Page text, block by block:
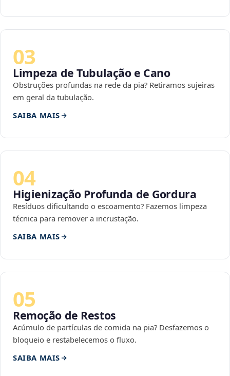
03
Limpeza de Tubulação e Cano
Obstruções profundas na rede da pia? Retiramos sujeiras
em geral da tubulação.
SAIBA MAIS
04
Higienização Profunda de Gordura
Resíduos dificultando o escoamento? Fazemos limpeza
técnica para remover a incrustação.
SAIBA MAIS
05
Remoção de Restos
Acúmulo de partículas de comida na pia? Desfazemos o
bloqueio e restabelecemos o fluxo.
SAIBA MAIS